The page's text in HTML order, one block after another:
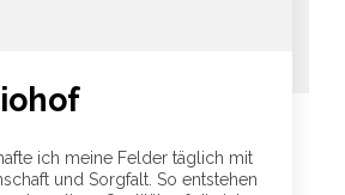
ich meine Felder täglich mit
und Sorgfalt. So entstehen